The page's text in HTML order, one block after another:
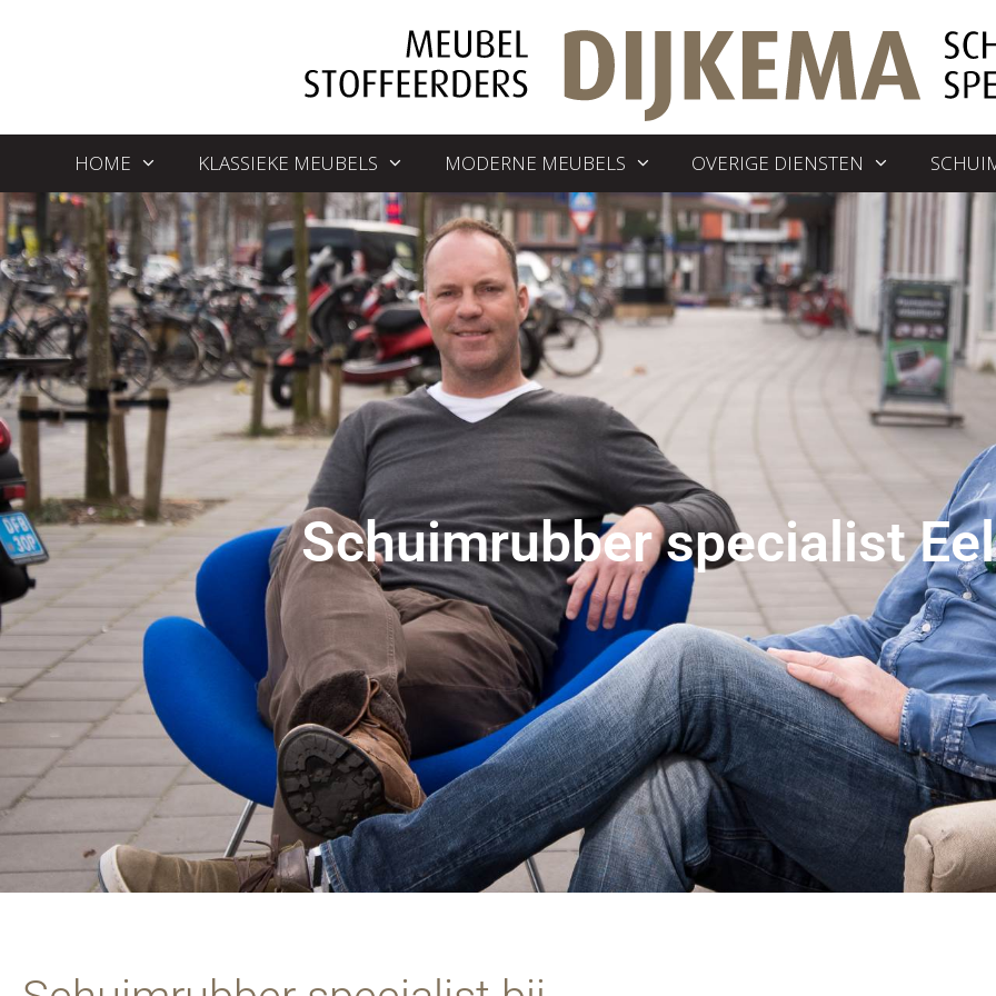
HOME KLASSIEKE MEUBELS MODERNE MEUBELS OVERIGE DIENSTEN
Schuimrubber specialist